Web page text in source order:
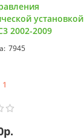
установкой
2002-2009
7945
1